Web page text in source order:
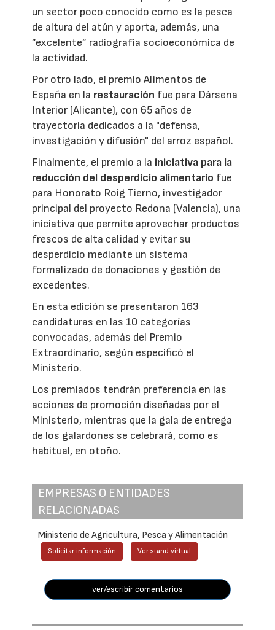
un sector poco conocido como es la pesca
de altura del atún y aporta, además, una
”excelente” radiografía socioeconómica de
la actividad.
Por otro lado, el premio Alimentos de
España en la restauración fue para Dársena
Interior (Alicante), con 65 años de
trayectoria dedicados a la "defensa,
investigación y difusión" del arroz español.
Finalmente, el premio a la iniciativa para la
reducción del desperdicio alimentario fue
para Honorato Roig Tierno, investigador
principal del proyecto Redona (Valencia), una
iniciativa que permite aprovechar productos
frescos de alta calidad y evitar su
desperdicio mediante un sistema
formalizado de donaciones y gestión de
excedentes.
En esta edición se presentaron 163
candidaturas en las 10 categorías
convocadas, además del Premio
Extraordinario, según especificó el
Ministerio.
Los premiados tendrán preferencia en las
acciones de promoción diseñadas por el
Ministerio, mientras que la gala de entrega
de los galardones se celebrará, como es
habitual, en otoño.
EMPRESAS O ENTIDADES
RELACIONADAS
Ministerio de Agricultura, Pesca y Alimentación
Solicitar información Ver stand virtual
ver/escribir comentarios